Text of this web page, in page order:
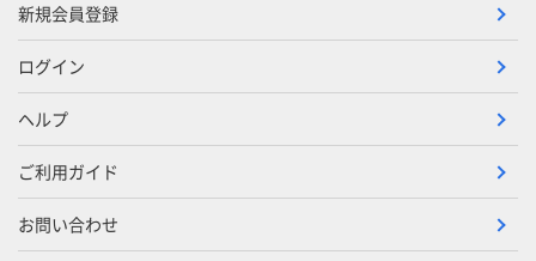
新規会員登録
ログイン
ヘルプ
ご利用ガイド
お問い合わせ